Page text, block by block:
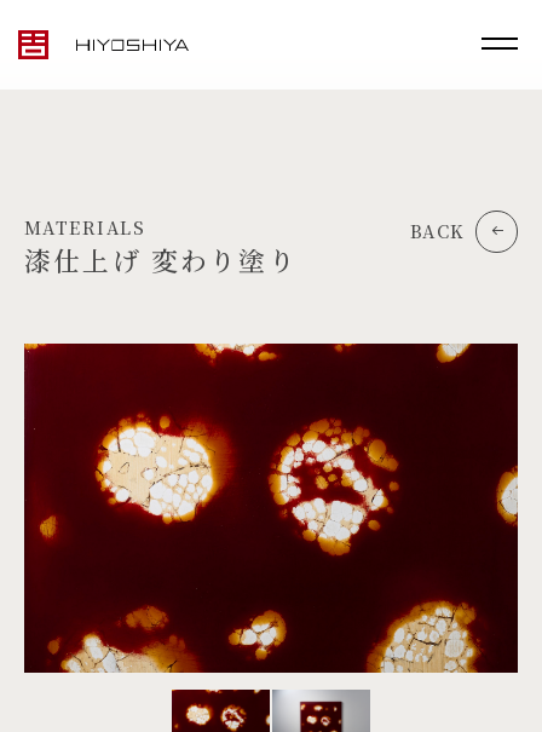
MATERIALS
PRODUCTS
ARTWORK
ZH
MATERIALS
漆仕上げ 変わり塗り
BACK